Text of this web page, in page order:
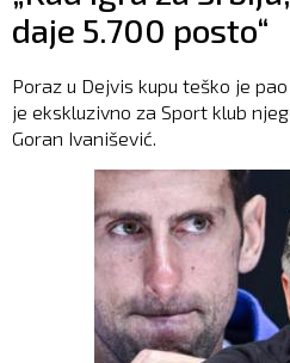
daje 5.700 posto“
Poraz u Dejvis kupu teško je
je ekskluzivno za Sport klub
Goran Ivanišević.